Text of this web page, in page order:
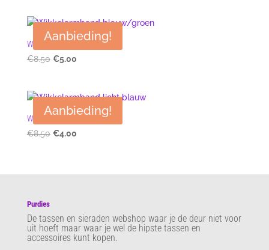
€8.50.€5.00.
Aanbieding!
Wikkelarmband blauw/groen
€8.50 Oorspronkelijke
€8.50.
€5.00Huidige
€5.00.
Aanbieding!
Wikkelarmband licht blauw
€8.50 Oorspronkelijke
€4.00Huidige
Purdies
De tassen en sieraden webshop waar je de deur niet voor
uit hoeft maar waar je wel de hipste tassen en
accessoires kunt kopen.